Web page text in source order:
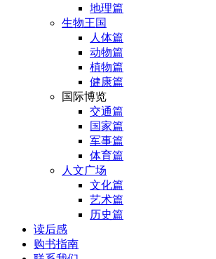
地理篇
生物王国
人体篇
动物篇
植物篇
健康篇
国际博览
交通篇
国家篇
军事篇
体育篇
人文广场
文化篇
艺术篇
历史篇
读后感
购书指南